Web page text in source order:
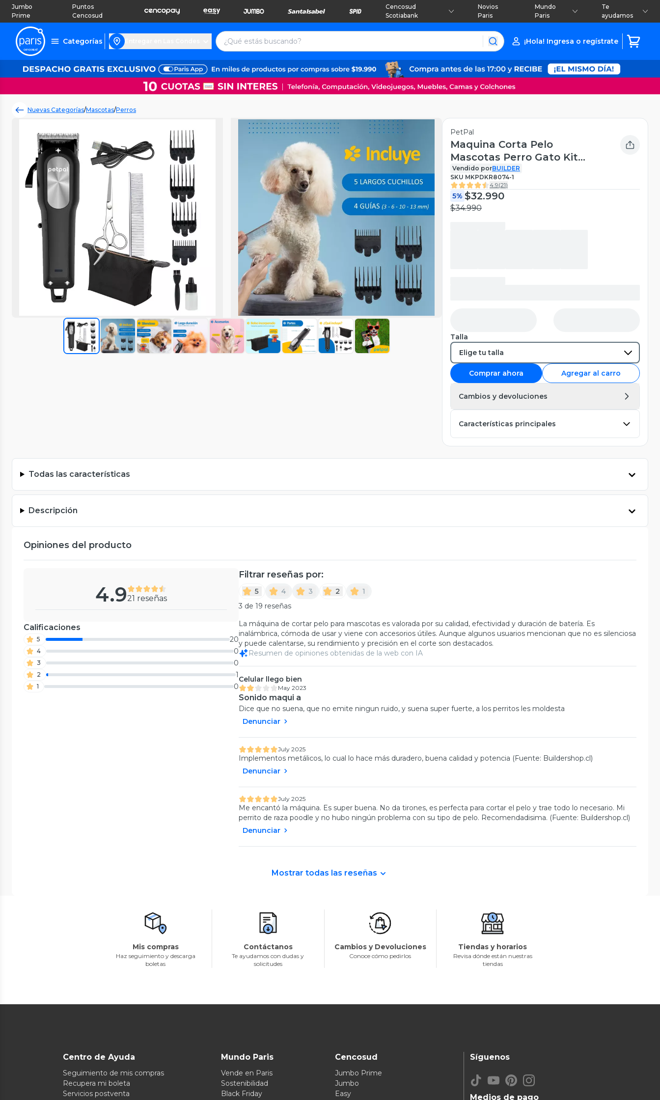
Jumbo
Prime
Puntos
Cencosud
Cencosud
Scotiabank
Novios
Paris
Mundo
Paris
Te
ayudamos
Categorías ¡Hola! Ingresa o regístrate
Nuevas Categorías/Mascotas/Perros
PetPal
Maquina Corta Pelo
Mascotas Perro Gato Kit
Petpal
Vendido porBUILDER
SKU MKPDKR8074-1
4.9(21)
5% $32.990
$34.990
Talla
Comprar ahora Agregar al carro
Cambios y devoluciones
Características principales
Todas las características
Descripción
Opiniones del producto
4.921 reseñas
Calificaciones
5 20
4 0
3 0
2 1
1 0
Filtrar reseñas por:
5 4 3 2
1
3 de 19 reseñas
La máquina de cortar pelo para mascotas es valorada por su calidad, efectividad y duración de batería. Es
inalámbrica, cómoda de usar y viene con accesorios útiles. Aunque algunos usuarios mencionan que no es silenciosa
y puede calentarse, su rendimiento y precisión en el corte son destacados.
Resumen de opiniones obtenidas de la web con IA
Celular llego bien
May 2023
Sonido maqui a
Dice que no suena, que no emite ningun ruido, y suena super fuerte, a los perritos les moldesta
Denunciar
July 2025
Implementos metálicos, lo cual lo hace más duradero, buena calidad y potencia (Fuente: Buildershop.cl)
Denunciar
July 2025
Me encantó la máquina. Es super buena. No da tirones, es perfecta para cortar el pelo y trae todo lo necesario. Mi
perrito de raza poodle y no hubo ningún problema con su tipo de pelo. Recomendadisima. (Fuente: Buildershop.cl)
Denunciar
Mostrar todas las reseñas
Mis compras
Haz seguimiento y descarga
boletas
Contáctanos
Te ayudamos con dudas y
solicitudes
Cambios y Devoluciones
Conoce cómo pedirlos
Tiendas y horarios
Revisa dónde están nuestras
tiendas
Centro de Ayuda
Seguimiento de mis compras
Recupera mi boleta
Servicios postventa
Mundo Paris
Vende en Paris
Sostenibilidad
Black Friday
Cencosud
Jumbo Prime
Jumbo
Easy
Medios de pago
Síguenos